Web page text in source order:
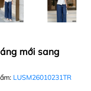
mới sang
LUSM26010231TR